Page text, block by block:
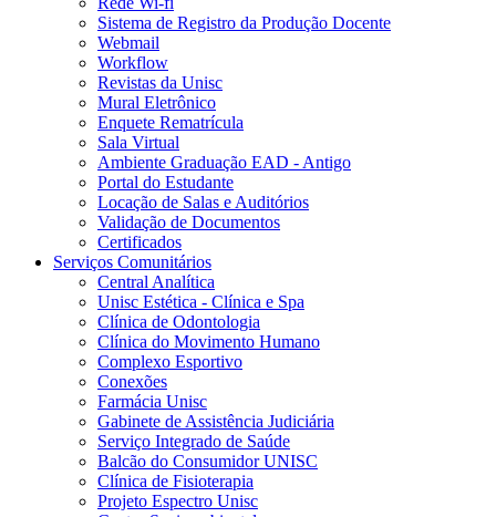
Sistema de Registro da Produção Docente
Webmail
Workflow
Revistas da Unisc
Mural Eletrônico
Enquete Rematrícula
Sala Virtual
Ambiente Graduação EAD - Antigo
Portal do Estudante
Locação de Salas e Auditórios
Validação de Documentos
Certificados
Serviços Comunitários
Central Analítica
Unisc Estética - Clínica e Spa
Clínica de Odontologia
Clínica do Movimento Humano
Complexo Esportivo
Conexões
Farmácia Unisc
Gabinete de Assistência Judiciária
Serviço Integrado de Saúde
Balcão do Consumidor UNISC
Clínica de Fisioterapia
Projeto Espectro Unisc